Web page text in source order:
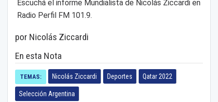
Escuchá el informe Mundialista de Nicolás Ziccardi en
Radio Perfil FM 101.9.
por Nicolás Ziccardi
En esta Nota
TEMAS: Nicolás Ziccardi Deportes Qatar 2022
Selección Argentina